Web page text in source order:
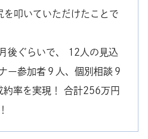
を叩いていただけたことで
後ぐらいで、 12人の見込
ー参加者９人、個別相談９
約率を実現！ 合計256万円